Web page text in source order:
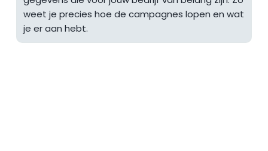
weet je precies hoe de campagnes lopen en wat
je er aan hebt.